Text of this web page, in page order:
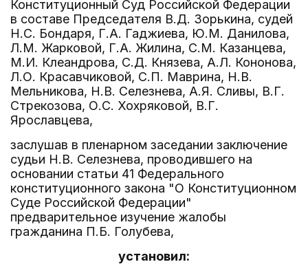
Конституционный Суд Российской Федерации
в составе Председателя В.Д. Зорькина, судей
Н.С. Бондаря, Г.А. Гаджиева, Ю.М. Данилова,
Л.М. Жарковой, Г.А. Жилина, С.М. Казанцева,
М.И. Клеандрова, С.Д. Князева, А.Л. Кононова,
Л.О. Красавчиковой, С.П. Маврина, Н.В.
Мельникова, Н.В. Селезнева, А.Я. Сливы, В.Г.
Стрекозова, О.С. Хохряковой, В.Г.
Ярославцева,
заслушав в пленарном заседании заключение
судьи Н.В. Селезнева, проводившего на
основании статьи 41 Федерального
конституционного закона "О Конституционном
Суде Российской Федерации"
предварительное изучение жалобы
гражданина П.Б. Голубева,
установил: